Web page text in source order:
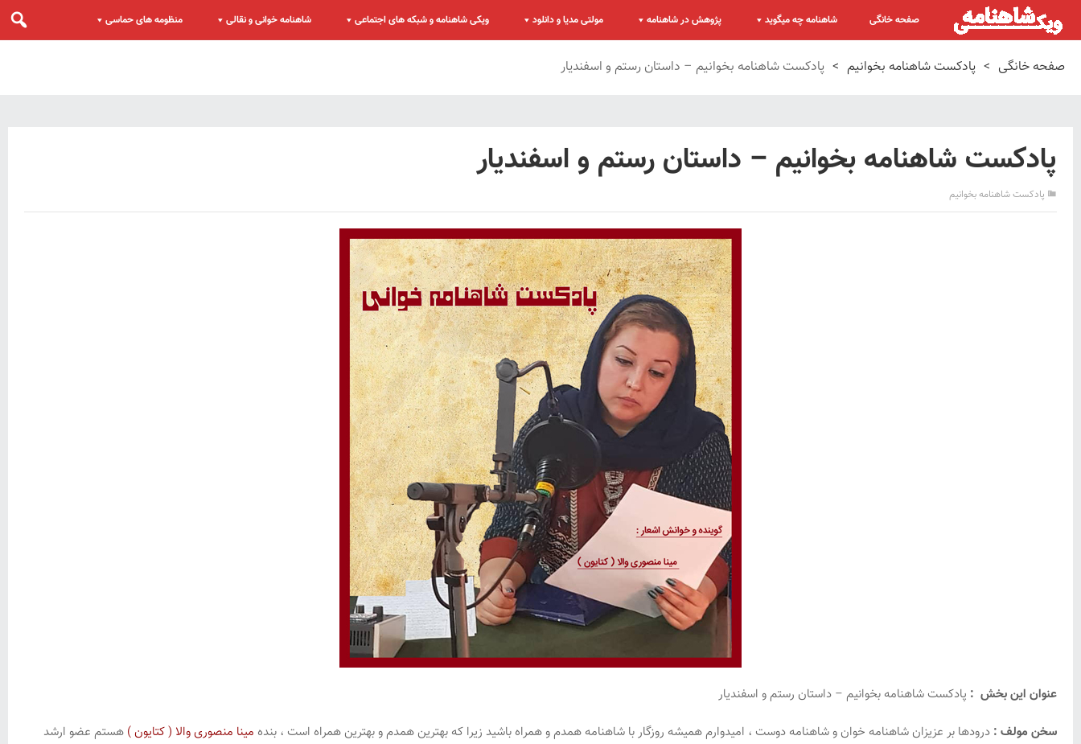
صفحه خانگی شاهنامه چه میگوید پژوهش در شاهنامه مولتی مدیا و دانلود ویکی شاهنامه و شبکه های اجتماعی شاهنامه خوانی و نقالی منظومه های حماسی
صفحه خانگی > پادکست شاهنامه بخوانیم > پادکست شاهنامه بخوانیم – داستان رستم و اسفندیار
پادکست شاهنامه بخوانیم – داستان رستم و اسفندیار
پادکست شاهنامه بخوانیم
عنوان این بخش : پادکست شاهنامه بخوانیم – داستان رستم و اسفندیار
سخن مولف : درودها بر عزیزان شاهنامه خوان و شاهنامه دوست ، امیدوارم همیشه روزگار با شاهنامه همدم و همراه باشید زیرا که بهترین همدم و بهترین همراه است ، بنده مینا منصوری والا ( کتایون ) هستم عضو ارشد